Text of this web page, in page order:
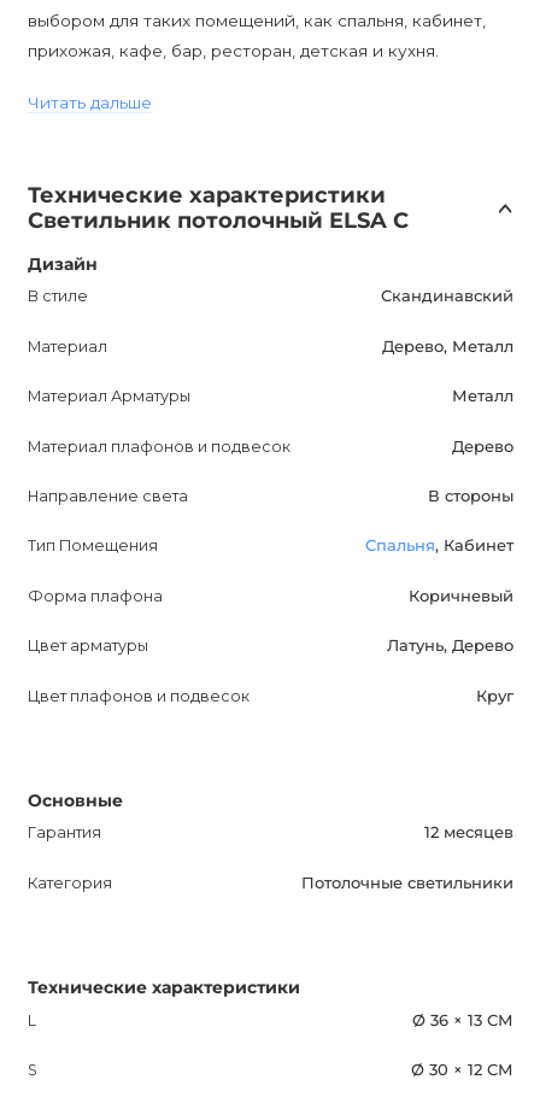
выбором для таких помещений, как спальня, кабинет,
прихожая, кафе, бар, ресторан, детская и кухня.
Скандинавский стиль светильника придает ему особую
элегантности.
Этот светодиодный потолочный светильник из дерева
не только предлагает красивое освещение, но и
комфортную и уютную атмосферу, способствуя
надежной конструкции и гарантии на 12 месяцев, вы
можете быть уверены в качестве и долговечности
наличие и добавьте неповторимый шарм в свое
Читать дальше
Технические характеристики
Светильник потолочный ELSA C
Дизайн
В стиле Скандинавский
Материал Дерево, Металл
Материал Арматуры Металл
Материал плафонов и подвесок Дерево
Направление света В стороны
Тип Помещения Спальня, Кабинет
Форма плафона Коричневый
Цвет арматуры Латунь, Дерево
Цвет плафонов и подвесок Круг
Основные
Гарантия 12 месяцев
Категория Потолочные светильники
Технические характеристики
L Ø 36 × 13 СМ
S Ø 30 × 12 СМ